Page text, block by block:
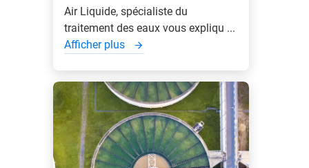
Air Liquide, spécialiste du
traitement des eaux vous expliqu ...
Afficher plus